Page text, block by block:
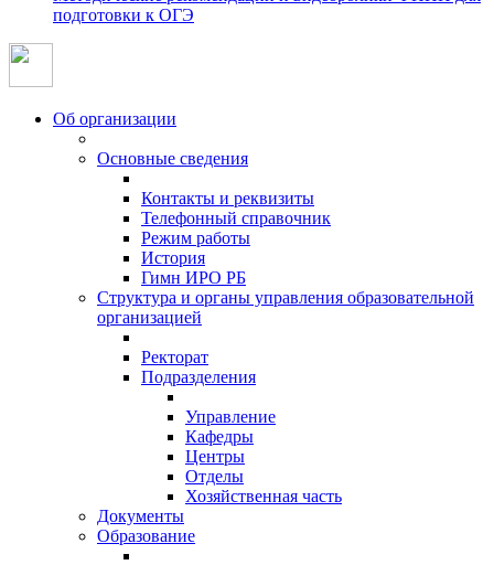
подготовки к ОГЭ
Об организации
Основные сведения
Контакты и реквизиты
Телефонный справочник
Режим работы
История
Гимн ИРО РБ
Структура и органы управления образовательной
организацией
Ректорат
Подразделения
Управление
Кафедры
Центры
Отделы
Хозяйственная часть
Документы
Образование